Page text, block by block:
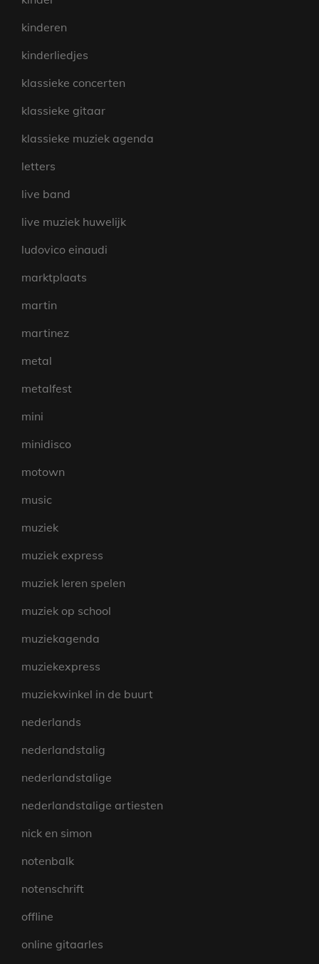
kinderen
kinderliedjes
klassieke concerten
klassieke gitaar
klassieke muziek agenda
letters
live band
live muziek huwelijk
ludovico einaudi
marktplaats
martin
martinez
metal
metalfest
mini
minidisco
motown
music
muziek
muziek express
muziek leren spelen
muziek op school
muziekagenda
muziekexpress
muziekwinkel in de buurt
nederlands
nederlandstalig
nederlandstalige
nederlandstalige artiesten
nick en simon
notenbalk
notenschrift
offline
online gitaarles